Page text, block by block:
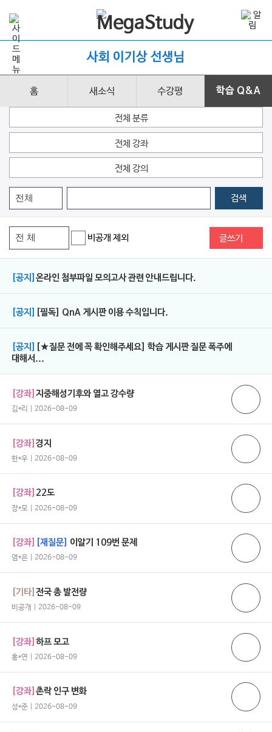
사회 이기상 선생님
홈 새소식 수강평 학습 Q&A
전체 분류
전체 강좌
전체 강의
검색
비공개 제외 글쓰기
[공지]온라인 첨부파일 모의고사 관련 안내드립니다.
[공지] [필독] QnA 게시판 이용 수칙입니다.
[공지]
[★질문 전에 꼭 확인해주세요] 학습 게시판 질문 폭주에
대해서...
[강좌]지중해성기후와 열고 강수량
김*리 | 2026-08-09
[강좌]경지
한*우 | 2026-08-09
[강좌] 22도
장*모 | 2026-08-09
[강좌] [재질문] 이알기 109번 문제
염*은 | 2026-08-09
[기타]전국 총 발전량
비공개 | 2026-08-09
[강좌]하프 모고
홍*연 | 2026-08-09
[강좌]촌락 인구 변화
성*준 | 2026-08-09